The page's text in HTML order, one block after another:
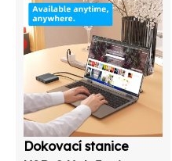
Dokovací stanice